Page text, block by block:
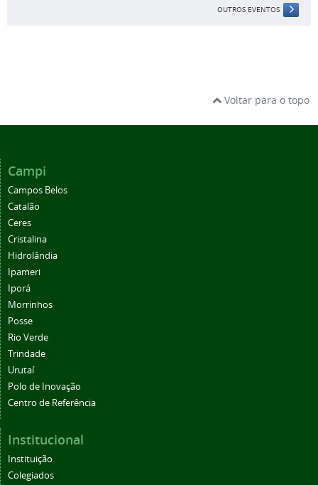
OUTROS EVENTOS
Voltar para o topo
Campi
Campos Belos
Catalão
Ceres
Cristalina
Hidrolândia
Ipameri
Iporá
Morrinhos
Posse
Rio Verde
Trindade
Urutaí
Polo de Inovação
Centro de Referência
Institucional
Instituição
Colegiados